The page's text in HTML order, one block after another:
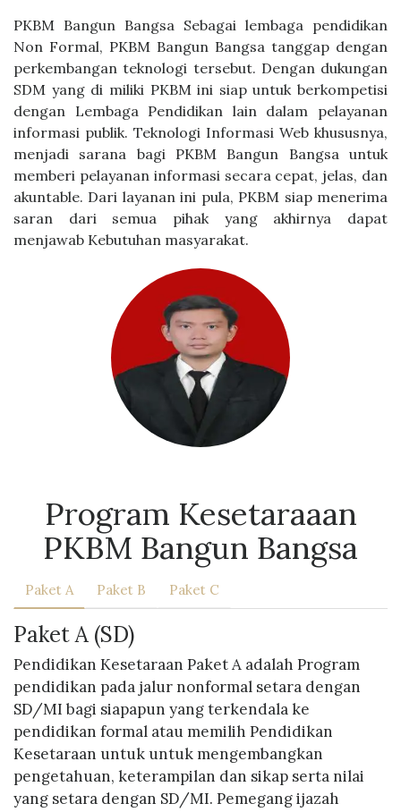
PKBM Bangun Bangsa Sebagai lembaga pendidikan
Non Formal, PKBM Bangun Bangsa tanggap dengan
perkembangan teknologi tersebut. Dengan dukungan
SDM yang di miliki PKBM ini siap untuk berkompetisi
dengan Lembaga Pendidikan lain dalam pelayanan
informasi publik. Teknologi Informasi Web khususnya,
menjadi sarana bagi PKBM Bangun Bangsa untuk
memberi pelayanan informasi secara cepat, jelas, dan
akuntable. Dari layanan ini pula, PKBM siap menerima
saran dari semua pihak yang akhirnya dapat
menjawab Kebutuhan masyarakat.
Program Kesetaraaan
PKBM Bangun Bangsa
Paket A Paket B Paket C
Paket A (SD)
Pendidikan Kesetaraan Paket A adalah Program
pendidikan pada jalur nonformal setara dengan
SD/MI bagi siapapun yang terkendala ke
pendidikan formal atau memilih Pendidikan
Kesetaraan untuk untuk mengembangkan
pengetahuan, keterampilan dan sikap serta nilai
yang setara dengan SD/MI. Pemegang ijazah